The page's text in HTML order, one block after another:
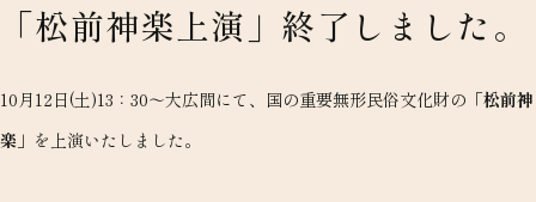
「松前神楽上演」終了しました。
10月12日(土)13：30～大広間にて、国の重要無形民俗文化財の 「松前神
楽」 を上演いたしました。